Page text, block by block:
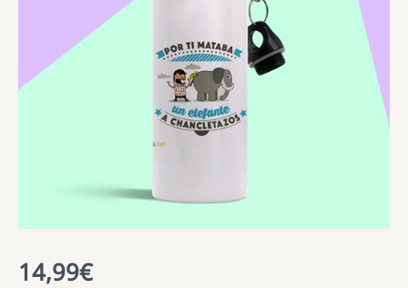
14,99€